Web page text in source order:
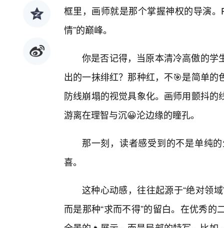
框里，画师就是那个掌握神权的导演
情”的巅峰。
你是否记得，当原本清冷高傲的学
出的一抹绯红？那种红，不🎯是简单
防线崩塌的视觉具象化。画师用颤抖
游离在理智与沉😀沦边缘的瞳孔。
那一刻，读者感受到的不是单纯
喜。
这种心动感，往往起源于“绝对领
而是那种“求而不得”的留白。在优秀